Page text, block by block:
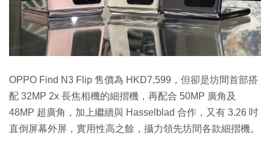
OPPO Find N3 Flip 售價為 HKD7,599，但卻是坊間首部搭
配 32MP 2x 長焦相機的細摺機，再配合 50MP 廣角及
48MP 超廣角，加上繼續與 Hasselblad 合作，又有 3.26 吋
直倒屏幕外屏，實用性高之餘，攝力領先坊間各款細摺機。